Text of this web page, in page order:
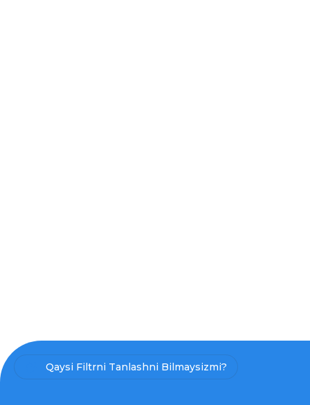
Qaysi Filtrni Tanlashni Bilmaysizmi?